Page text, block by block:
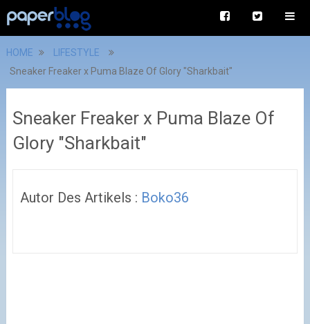
HOME
LIFESTYLE
Sneaker Freaker x Puma Blaze Of Glory "Sharkbait"
Sneaker Freaker x Puma Blaze Of
Glory "Sharkbait"
Autor Des Artikels : Boko36